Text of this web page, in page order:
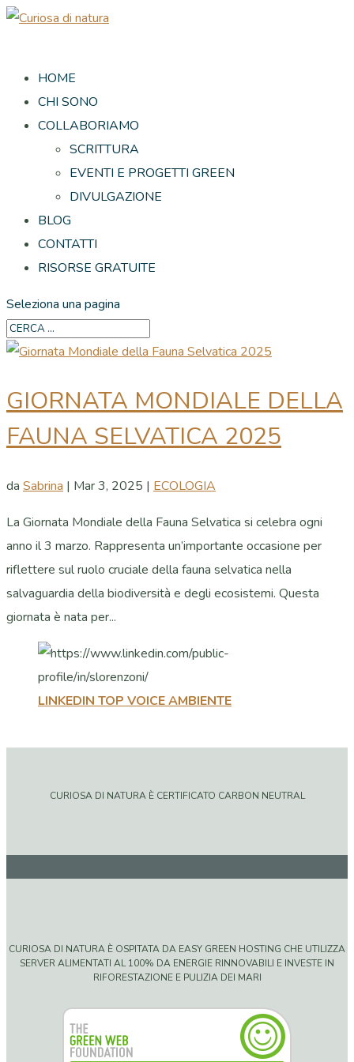
HOME
CHI SONO
COLLABORIAMO
SCRITTURA
EVENTI E PROGETTI GREEN
DIVULGAZIONE
BLOG
CONTATTI
RISORSE GRATUITE
Seleziona una pagina
GIORNATA MONDIALE DELLA
FAUNA SELVATICA 2025
da Sabrina | Mar 3, 2025 | ECOLOGIA
La Giornata Mondiale della Fauna Selvatica si celebra ogni
anno il 3 marzo. Rappresenta un’importante occasione per
riflettere sul ruolo cruciale della fauna selvatica nella
salvaguardia della biodiversità e degli ecosistemi. Questa
giornata è nata per...
LINKEDIN TOP VOICE AMBIENTE
CURIOSA DI NATURA È CERTIFICATO CARBON NEUTRAL
CURIOSA DI NATURA È OSPITATA DA EASY GREEN HOSTING CHE UTILIZZA
SERVER ALIMENTATI AL 100% DA ENERGIE RINNOVABILI E INVESTE IN
RIFORESTAZIONE E PULIZIA DEI MARI